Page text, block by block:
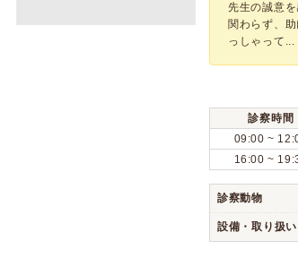
先生の誠意
関わらず、
っしゃって...
診察時間
09:00 ~
16:00 ~
診察動物
設備・取り扱い